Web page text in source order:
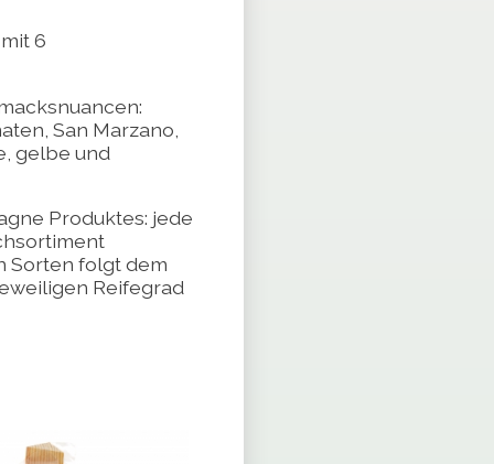
6
, San Marzano,
gelbe und
Produktes: jede
Sorten folgt dem
Reifegrad